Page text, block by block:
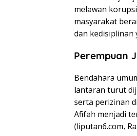
melawan
masyarakat
dan kedisiplinan
Perempuan
Bendahara
lantaran turut
serta perizinan
Afifah menjadi
(liputan6.com,